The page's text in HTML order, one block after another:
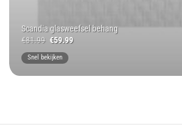
Scandia glasweefsel behang
€81.99 Oorspronkelijke
prijs
was:
€81.99.
€59.99Huidige
Snel bekijken